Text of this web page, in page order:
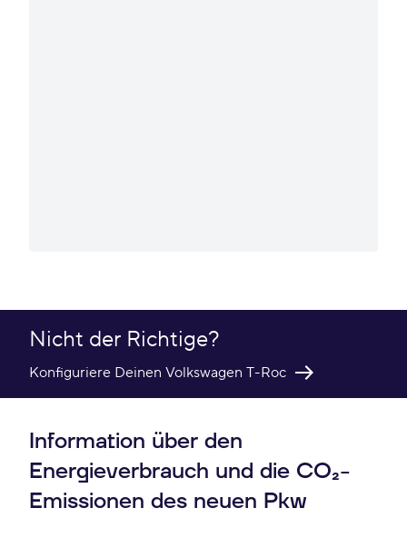
Nicht der Richtige?
Konfiguriere Deinen Volkswagen T-Roc
Information über den
Energieverbrauch und die CO₂-
Emissionen des neuen Pkw